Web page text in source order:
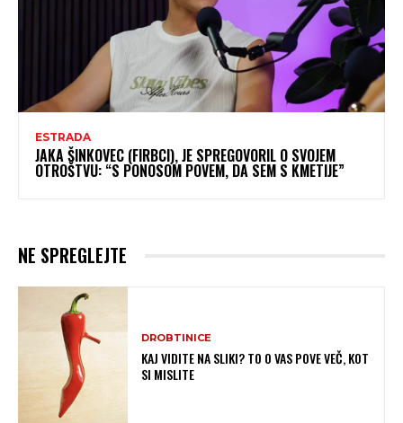
ESTRADA
JAKA ŠINKOVEC (FIRBCI), JE SPREGOVORIL O SVOJEM
OTROŠTVU: “S PONOSOM POVEM, DA SEM S KMETIJE”
NE SPREGLEJTE
DROBTINICE
KAJ VIDITE NA SLIKI? TO O VAS POVE VEČ, KOT
SI MISLITE